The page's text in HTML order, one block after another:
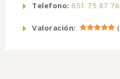
Telefono: 651 75 87 76
Valoración: (